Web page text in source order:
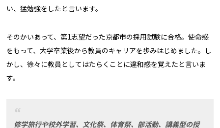
い、猛勉強をしたと言います。
そのかいあって、第1志望だった京都市の採用試験に合格。使命感
をもって、大学卒業後から教員のキャリアを歩みはじめました。し
かし、徐々に教員としてはたらくことに違和感を覚えたと言いま
す。
修学旅行や校外学習、文化祭、体育祭、部活動、講義型の授